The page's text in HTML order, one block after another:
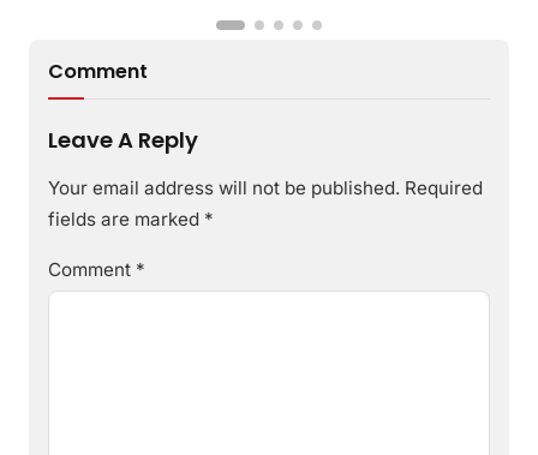
Comment
Leave A Reply
Your email address will not be published. Required
fields are marked *
Comment *